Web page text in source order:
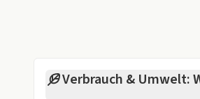
Verbrauch & Umwelt: